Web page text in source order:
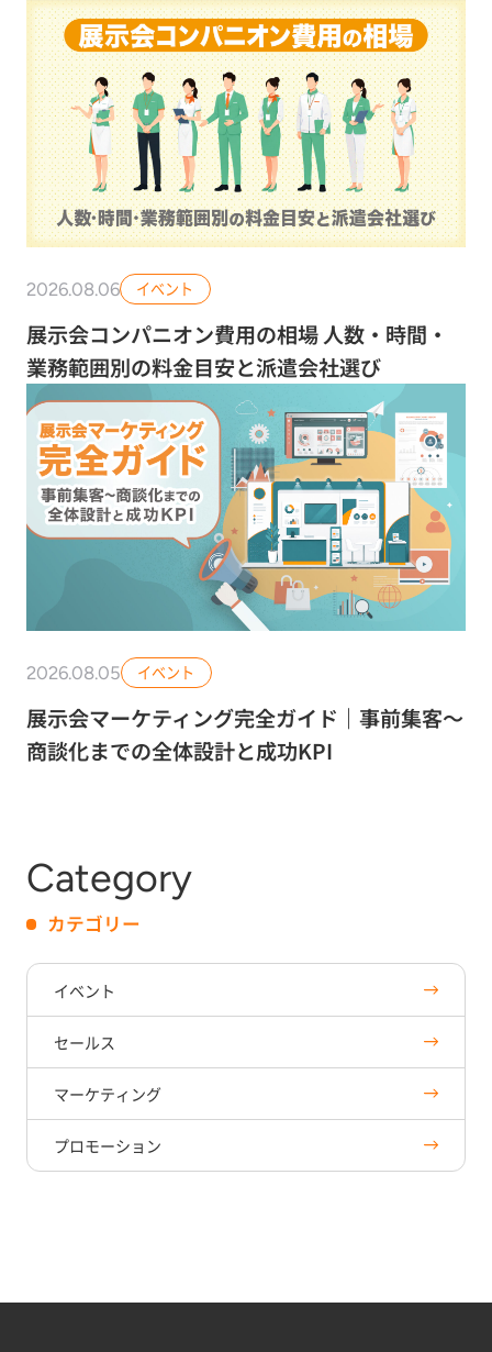
2026.08.06 イベント
展示会コンパニオン費用の相場 人数・時間・
業務範囲別の料金目安と派遣会社選び
2026.08.05 イベント
展示会マーケティング完全ガイド｜事前集客〜
商談化までの全体設計と成功KPI
Category
カテゴリー
イベント
セールス
マーケティング
プロモーション